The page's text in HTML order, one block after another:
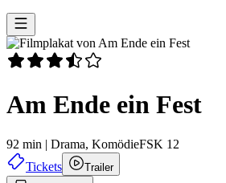
Am Ende ein Fest
92 min | Drama, KomödieFSK 12
Tickets
Trailer